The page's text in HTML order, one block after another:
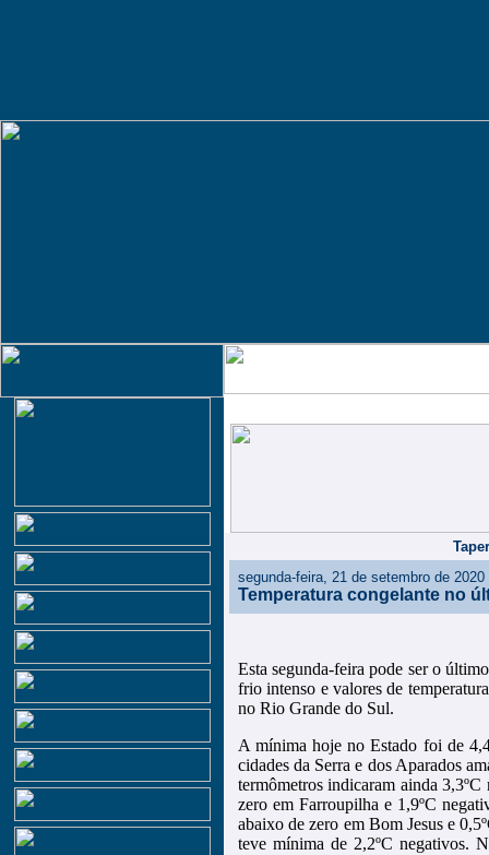
segunda-feira, 21 de setembro de 2020
Temperatura congelante no
Esta segunda-feira pode ser o
frio intenso e valores de
no Rio Grande do Sul.
A mínima hoje no Estado foi de
cidades da Serra e dos Aparados
termômetros indicaram ainda
zero em Farroupilha e 1,9ºC
abaixo de zero em Bom Jesus e
teve mínima de 2,2ºC negativos.